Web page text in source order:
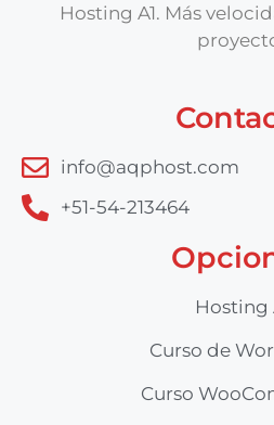
Hosting A1. Más
info@aqphost.com
+51-54-213464
Hosting
Curso de
Curso